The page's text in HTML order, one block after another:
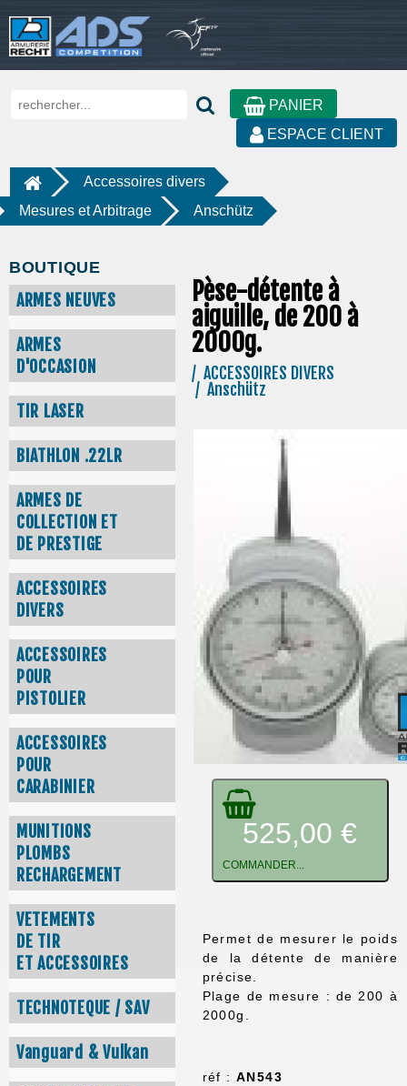
PANIER
ESPACE CLIENT
Accessoires divers
Mesures et Arbitrage
Anschütz
BOUTIQUE
ARMES NEUVES
ARMES
D'OCCASION
TIR LASER
BIATHLON .22LR
ARMES DE
COLLECTION ET
DE PRESTIGE
ACCESSOIRES
DIVERS
ACCESSOIRES
POUR
PISTOLIER
ACCESSOIRES
POUR
CARABINIER
MUNITIONS
PLOMBS
RECHARGEMENT
VETEMENTS
DE TIR
ET ACCESSOIRES
TECHNOTEQUE / SAV
Vanguard & Vulkan
Pèse-détente à
aiguille, de 200 à
2000g.
/ ACCESSOIRES DIVERS
/ Anschütz
525,00 €
COMMANDER...
Permet de mesurer le poids
de la détente de manière
précise.
Plage de mesure : de 200 à
2000g.
réf :AN543